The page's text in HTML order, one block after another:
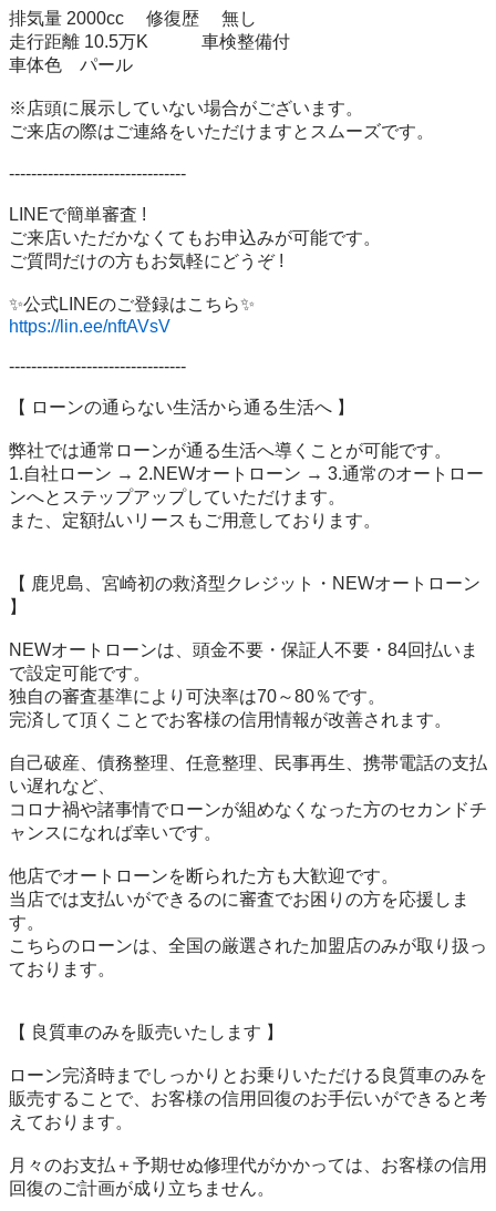
排気量 2000cc 　修復歴 　無し
走行距離 10.5万K　　　車検整備付
車体色　パール
※店頭に展示していない場合がございます。
ご来店の際はご連絡をいただけますとスムーズです。
--------------------------------
LINEで簡単審査 !
ご来店いただかなくてもお申込みが可能です。
ご質問だけの方もお気軽にどうぞ !
https://lin.ee/nftAVsV
--------------------------------
【 ローンの通らない生活から通る生活へ 】
弊社では通常ローンが通る生活へ導くことが可能です。
1.自社ローン → 2.NEWオートローン → 3.通常のオートロー
ンへとステップアップしていただけます。
また、定額払いリースもご用意しております。
【 鹿児島、宮崎初の救済型クレジット・NEWオートローン
】
NEWオートローンは、頭金不要・保証人不要・84回払いま
で設定可能です。
独自の審査基準により可決率は70～80％です。
完済して頂くことでお客様の信用情報が改善されます。
自己破産、債務整理、任意整理、民事再生、携帯電話の支払
い遅れなど、
コロナ禍や諸事情でローンが組めなくなった方のセカンドチ
ャンスになれば幸いです。
他店でオートローンを断られた方も大歓迎です。
当店では支払いができるのに審査でお困りの方を応援しま
す。
こちらのローンは、全国の厳選された加盟店のみが取り扱っ
ております。
【 良質車のみを販売いたします 】
ローン完済時までしっかりとお乗りいただける良質車のみを
販売することで、お客様の信用回復のお手伝いができると考
えております。
月々のお支払＋予期せぬ修理代がかかっては、お客様の信用
回復のご計画が成り立ちません。